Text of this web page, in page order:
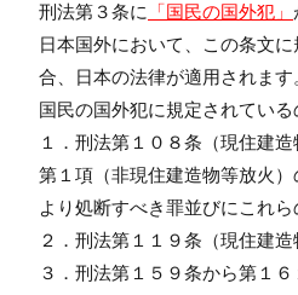
刑法第３条に 「国民の国外犯」
日本国外において、この条文
合、日本の法律が適用されます
国民の国外犯に規定されている
１．刑法第１０８条（現住建
第１項（非現住建造物等放火
より処断すべき罪並びにこれ
２．刑法第１１９条（現住建
３．刑法第１５９条から第１６